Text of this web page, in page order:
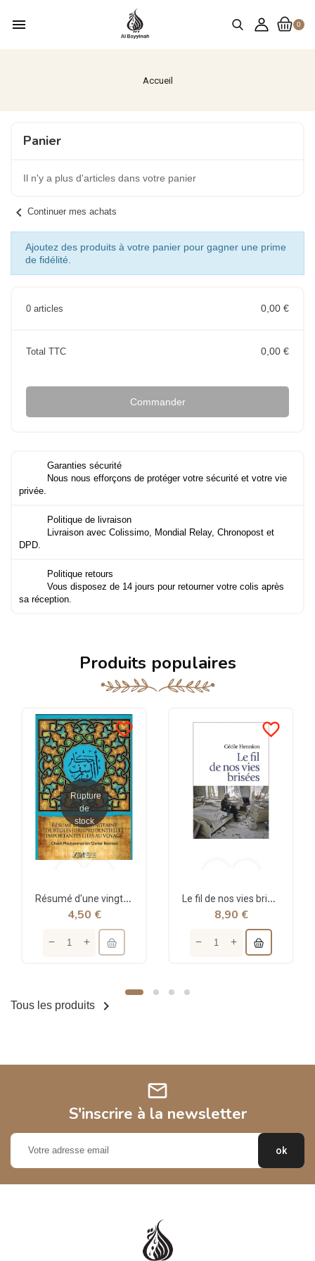
0
menu
Accueil
Panier
Il n'y a plus d'articles dans votre panier
chevron_left Continuer mes achats
Ajoutez des produits à votre panier pour gagner une prime
de fidélité.
0 articles 0,00 €
Total TTC 0,00 €
Commander
Garanties sécurité
Nous nous efforçons de protéger votre sécurité et votre vie
privée.
Politique de livraison
Livraison avec Colissimo, Mondial Relay, Chronopost et
DPD.
Politique retours
Vous disposez de 14 jours pour retourner votre colis après
sa réception.
Produits populaires
favorite_border
Rupture
de
stock
Résumé d'une vingtaine de règles jurisprudentielles liées au voyage - Bazmoul - Héritage...
4,50 €
favorite_border
Le fil de nos vies brisées - poche - Cécile Hennion - Points
8,90 €
Tous les produits 
mail
S'inscrire à la newsletter